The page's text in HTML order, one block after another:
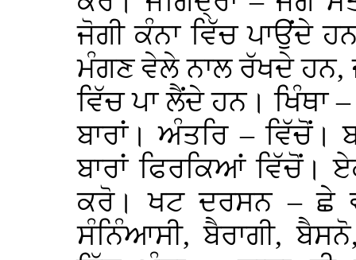
ਜੋਗੀ ਕੰਨਾ ਵਿੱਚ ਪਾਉਂਦੇ
ਮੰਗਣ ਵੇਲੇ ਨਾਲ ਰੱਖਦੇ ਹਨ,
ਵਿੱਚ ਪਾ ਲੈਂਦੇ ਹਨ। ਖਿੰਥਾ
ਬਾਰਾਂ। ਅੰਤਰਿ – ਵਿੱਚੋਂ।
ਬਾਰਾਂ ਫਿਰਕਿਆਂ ਵਿੱਚੋਂ।
ਕਰੋ। ਖਟ ਦਰਸਨ – ਛੇ
ਸੰਨਿੰਆਸੀ, ਬੈਰਾਗੀ,